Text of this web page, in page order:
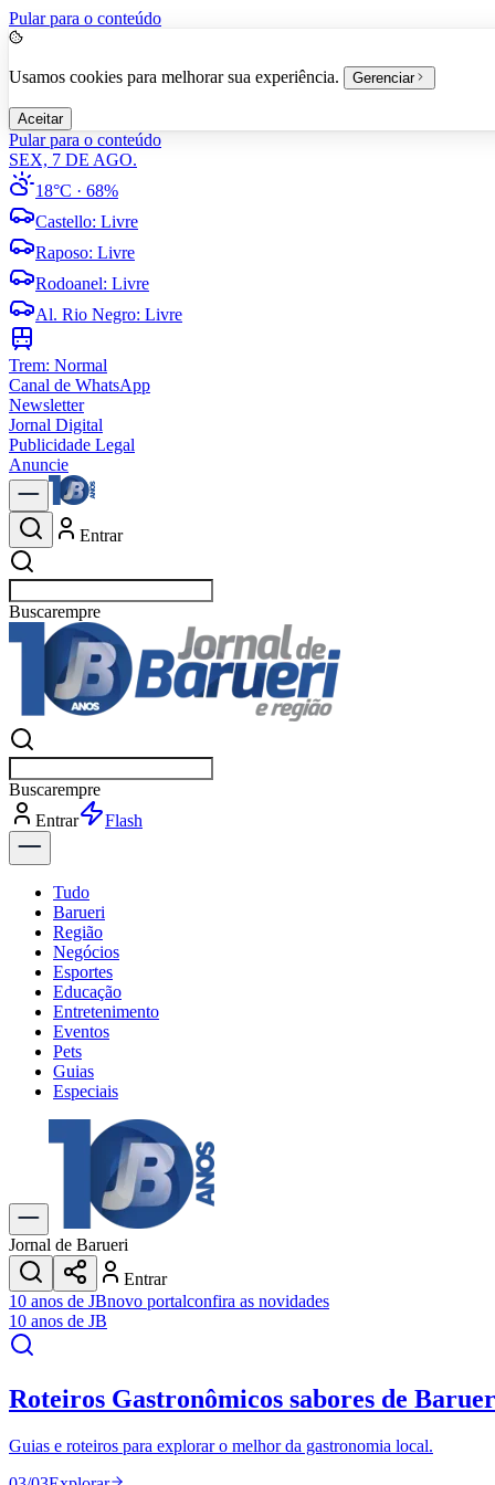
Pular para o conteúdo
Usamos cookies para melhorar sua experiência. Gerenciar
Aceitar
Pular para o conteúdo
SEX, 7 DE AGO.
18°C · 68%
Castello: Livre
Raposo: Livre
Rodoanel: Livre
Al. Rio Negro: Livre
Trem: Normal
Canal de WhatsApp
Newsletter
Jornal Digital
Publicidade Legal
Anuncie
Entrar
Buscaresportes
Buscaresportes
Entrar
Flash
Tudo
Barueri
Região
Negócios
Esportes
Educação
Entretenimento
Eventos
Pets
Guias
Especiais
Explore Tudo
Últimas Notícias
Previsão do Tempo
Trânsito e Rotas
Dia a Dia & Lazer
Transportes
Gastronomia
Cinema & Shows
JogosNovo
Para Sua Empresa
Anuncie no Portal
Cadastrar Empresa
Divulgar VagasNovo
Publicidade Legal
Jornal de Barueri
Entrar
10 anos de JBnovo portalconfira as novidades
10 anos de JB
Roteiros Gastronômicos sabores de
Guias e roteiros para explorar o melhor da gastronomia local.